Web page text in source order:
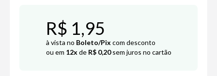
R$ 1,95
à vista no Boleto/Pix com desconto
ou em 12x de R$ 0,20 sem juros no cartão